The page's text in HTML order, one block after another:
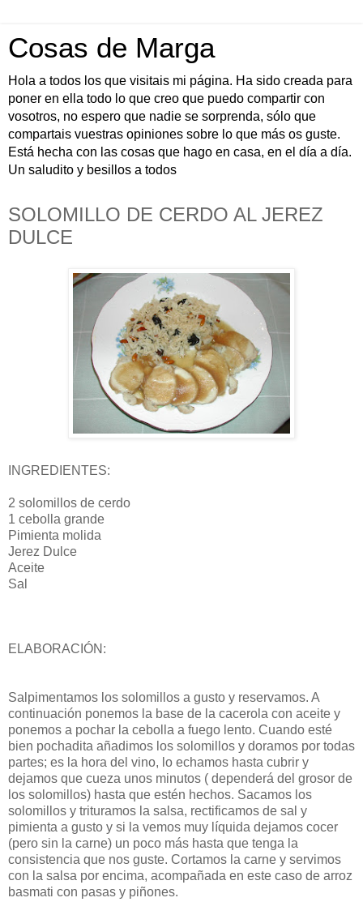
Cosas de Marga
Hola a todos los que visitais mi página. Ha sido creada para
poner en ella todo lo que creo que puedo compartir con
vosotros, no espero que nadie se sorprenda, sólo que
compartais vuestras opiniones sobre lo que más os guste.
Está hecha con las cosas que hago en casa, en el día a día.
Un saludito y besillos a todos
SOLOMILLO DE CERDO AL JEREZ
DULCE
INGREDIENTES:
2 solomillos de cerdo
1 cebolla grande
Pimienta molida
Jerez Dulce
Aceite
Sal
ELABORACIÓN:
Salpimentamos los solomillos a gusto y reservamos. A
continuación ponemos la base de la cacerola con aceite y
ponemos a pochar la cebolla a fuego lento. Cuando esté
bien pochadita añadimos los solomillos y doramos por todas
partes; es la hora del vino, lo echamos hasta cubrir y
dejamos que cueza unos minutos ( dependerá del grosor de
los solomillos) hasta que estén hechos. Sacamos los
solomillos y trituramos la salsa, rectificamos de sal y
pimienta a gusto y si la vemos muy líquida dejamos cocer
(pero sin la carne) un poco más hasta que tenga la
consistencia que nos guste. Cortamos la carne y servimos
con la salsa por encima, acompañada en este caso de arroz
basmati con pasas y piñones.